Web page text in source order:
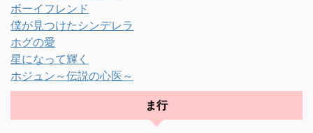
ボーイフレンド
僕が見つけたシンデレラ
ホグの愛
星になって輝く
ホジュン～伝説の心医～
ま行